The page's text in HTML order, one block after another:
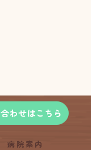
わせはこちら
病院案内